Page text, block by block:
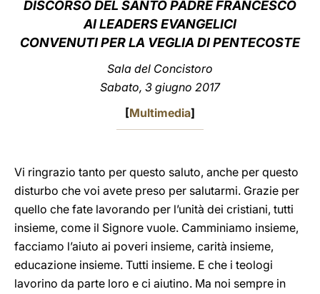
DISCORSO DEL SANTO PADRE FRANCESCO
AI LEADERS EVANGELICI
CONVENUTI PER LA VEGLIA DI PENTECOSTE
Sala del Concistoro
Sabato, 3 giugno 2017
[Multimedia]
Vi ringrazio tanto per questo saluto, anche per questo
disturbo che voi avete preso per salutarmi. Grazie per
quello che fate lavorando per l’unità dei cristiani, tutti
insieme, come il Signore vuole. Camminiamo insieme,
facciamo l’aiuto ai poveri insieme, carità insieme,
educazione insieme. Tutti insieme. E che i teologi
lavorino da parte loro e ci aiutino. Ma noi sempre in